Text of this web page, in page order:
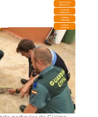
DESCARGA
MIRAPLAY
Buzón de
Sugerencias
Contratar
Publicidad
Contacto
Comercial